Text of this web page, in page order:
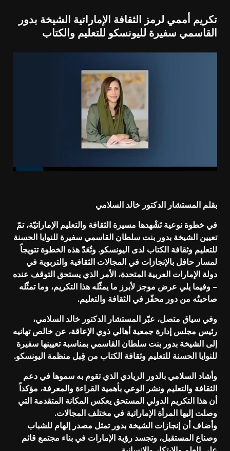
تكريم أممي لرمز الثقافة الإماراتية الشيخة بدور
القاسمي سفيرة لليونسكو للتعليم والكتاب
بقلم المستشار الدكتور خالد السلامي
في خطوة نوعية تَشْهدها مسيرة الثقافة والتعليم الإماراتيّة، تمّ
تعيين الشيخة بدور بنت سلطان القاسمي سفيرة للنوايا الحسنة
للتعليم وثقافة الكتاب لدى اليونسكو. وتُعَدّ هذه الخطوة تتويجاً
لمسار حافل بالإنجازات في المجالات الثقافية والتربوية في
دولة الإمارات العربية المتحدة، الأمر الذي يستحق التوقف عنده
– وفيما يلي عرض موجز لأبرز ما يمثّله هذا التكريم، وما تمثّله
صاحبتُه من دور محفّز في الثقافة والتعليم.
وفي سياق متصل، عبّر المستشار الدكتور خالد السلامي،
رئيس مجلس إدارة جمعية أهالي ذوي الإعاقة، عن خالص تهانيه
إلى الشيخة بدور بنت سلطان القاسمي بمناسبة تعيينها سفيرة
للنوايا الحسنة للتعليم وثقافة الكتاب من قِبل منظمة اليونسكو.
وأشاد السلامي بالدور الريادي الذي تقوم به سموها في دعم
الثقافة والتعليم ونشر الوعي بأهمية القراءة والمعرفة، مؤكداً
أن هذا التكريم الدولي المستحق يعكس المكانة المتقدمة التي
وصلت إليها المرأة الإماراتية في مختلف المجالات.
وأضاف أن إنجازات الشيخة بدور تمثل مصدر إلهام للشباب
وصناع المستقبل، وتجسد رؤية الإمارات في بناء مجتمع قائم